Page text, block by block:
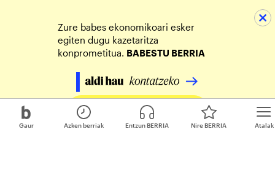
Gaur Atalak
Azken berriak Entzun BERRIA Nire BERRIA
Zure babes ekonomikoari esker
egiten dugu kazetaritza
konprometitua. BABESTU BERRIA
Egin zure ekarpena